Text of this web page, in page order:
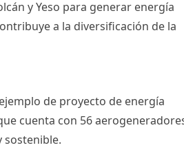
y Yeso para generar energía
a la diversificación de la
de proyecto de energía
cuenta con 56
sostenible.